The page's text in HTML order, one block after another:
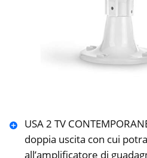
USA 2 TV
doppia uscita con cui
all’amplificatore di